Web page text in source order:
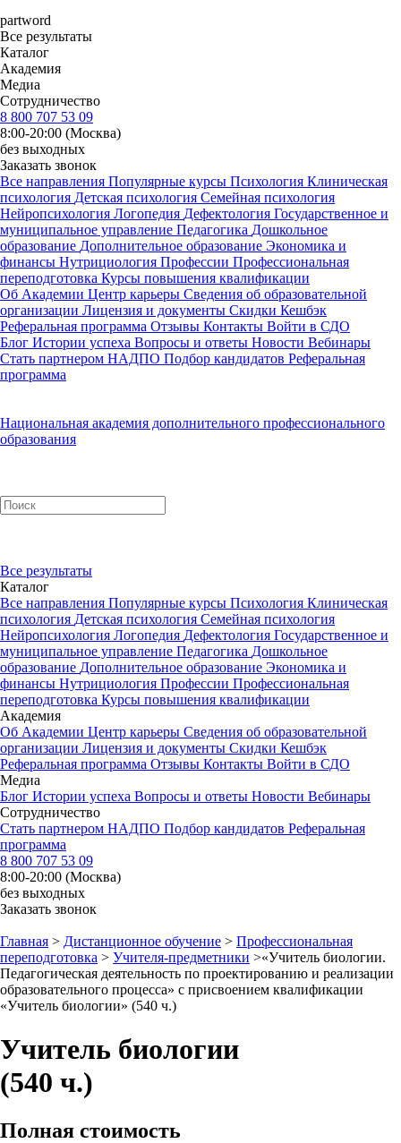
partword
Все результаты
Каталог
Академия
Медиа
Сотрудничество
8 800 707 53 09
8:00-20:00 (Москва)
без выходных
Заказать звонок
Все направления Популярные курсы Психология Клиническая
психология Детская психология Семейная психология
Нейропсихология Логопедия Дефектология Государственное и
муниципальное управление Педагогика Дошкольное
образование Дополнительное образование Экономика и
финансы Нутрициология Профессии Профессиональная
переподготовка Курсы повышения квалификации
Об Академии Центр карьеры Сведения об образовательной
организации Лицензия и документы Скидки Кешбэк
Реферальная программа Отзывы Контакты Войти в СДО
Блог Истории успеха Вопросы и ответы Новости Вебинары
Стать партнером НАДПО Подбор кандидатов Реферальная
программа
Национальная академия дополнительного профессионального
образования
Все результаты
Каталог
Все направления Популярные курсы Психология Клиническая
психология Детская психология Семейная психология
Нейропсихология Логопедия Дефектология Государственное и
муниципальное управление Педагогика Дошкольное
образование Дополнительное образование Экономика и
финансы Нутрициология Профессии Профессиональная
переподготовка Курсы повышения квалификации
Академия
Об Академии Центр карьеры Сведения об образовательной
организации Лицензия и документы Скидки Кешбэк
Реферальная программа Отзывы Контакты Войти в СДО
Медиа
Блог Истории успеха Вопросы и ответы Новости Вебинары
Сотрудничество
Стать партнером НАДПО Подбор кандидатов Реферальная
программа
8 800 707 53 09
8:00-20:00 (Москва)
без выходных
Заказать звонок
Главная > Дистанционное обучение > Профессиональная
переподготовка > Учителя-предметники >«Учитель биологии.
Педагогическая деятельность по проектированию и реализации
образовательного процесса» с присвоением квалификации
«Учитель биологии» (540 ч.)
Учитель биологии
(540 ч.)
Полная стоимость